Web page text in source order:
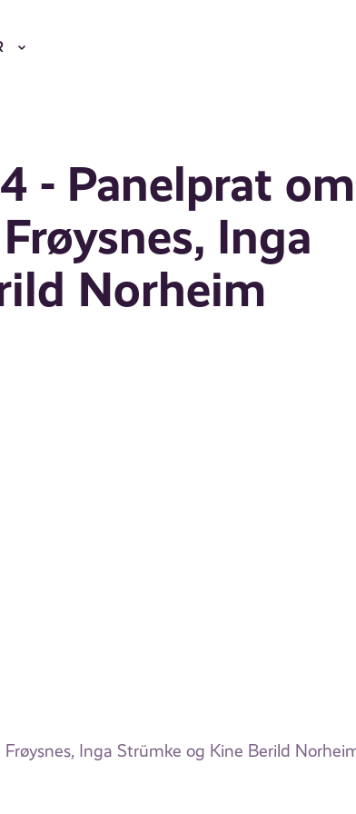
- Panelprat om
Inga
Norheim
Inga Strümke og Kine Berild